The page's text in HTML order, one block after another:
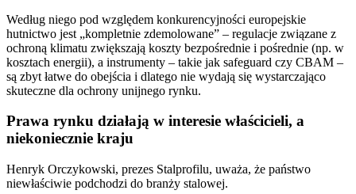
Według niego pod względem konkurencyjności europejskie
hutnictwo jest „kompletnie zdemolowane” – regulacje związane z
ochroną klimatu zwiększają koszty bezpośrednie i pośrednie (np. w
kosztach energii), a instrumenty – takie jak safeguard czy CBAM –
są zbyt łatwe do obejścia i dlatego nie wydają się wystarczająco
skuteczne dla ochrony unijnego rynku.
Prawa rynku działają w interesie właścicieli, a
niekoniecznie kraju
Henryk Orczykowski, prezes Stalprofilu, uważa, że państwo
niewłaściwie podchodzi do branży stalowej.